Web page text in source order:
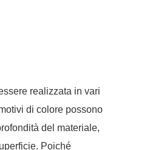
realizzata in vari
di colore possono
del materiale,
Poiché